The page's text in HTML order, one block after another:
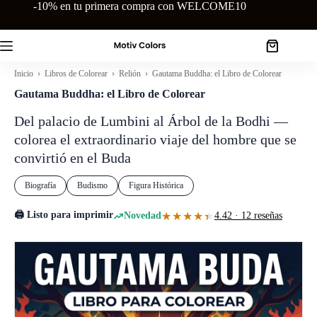
contenido
-10% en tu primera compra con WELCOME10
Carro
compra
Inicio › Libros de Colorear › Relión › Gautama Buddha: el Libro de Colorear
Gautama Buddha: el Libro de Colorear
Del palacio de Lumbini al Árbol de la Bodhi —
colorea el extraordinario viaje del hombre que se
convirtió en el Buda
Biografía Budismo Figura Histórica
🖨️ Listo para imprimir Novedad★★★★★
★★★★★ 4.42 · 12 reseñas